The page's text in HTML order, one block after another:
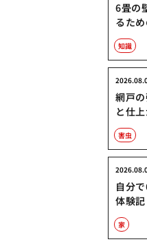
6畳の
るた
知識
網戸
と仕
害虫
自分
体験記
家